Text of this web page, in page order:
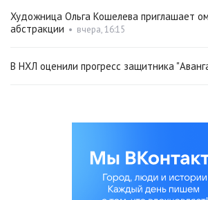
Художница Ольга Кошелева приглашает
абстракции • вчера, 16:15
В НХЛ оценили прогресс защитника